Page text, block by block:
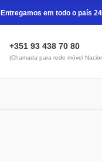
Entregamos em todo o país
+351 93 438 70 80
(Chamada para rede móvel